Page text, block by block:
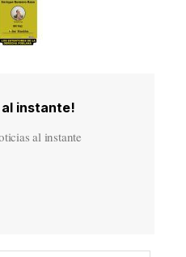
instante!
al instante